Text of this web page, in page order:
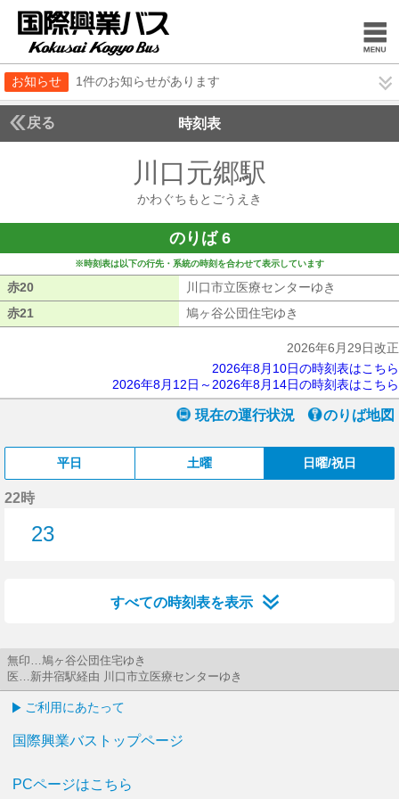
お知らせ 1件のお知らせがあります
戻る 時刻表
川口元郷駅
かわぐちもとごうえき
のりば 6
※時刻表は以下の行先・系統の時刻を合わせて表示しています
赤20 川口市立医療センターゆき
赤21
鳩ヶ谷公団住宅ゆき
2026年6月29日改正
2026年8月10日の時刻表はこちら
2026年8月12日～2026年8月14日の時刻表はこちら
現在の運行状況 のりば地図
平日 土曜 日曜/祝日
22時
23
すべての時刻表を表示
無印…鳩ヶ谷公団住宅ゆき
医…新井宿駅経由 川口市立医療センターゆき
ご利用にあたって
国際興業バストップページ
PCページはこちら